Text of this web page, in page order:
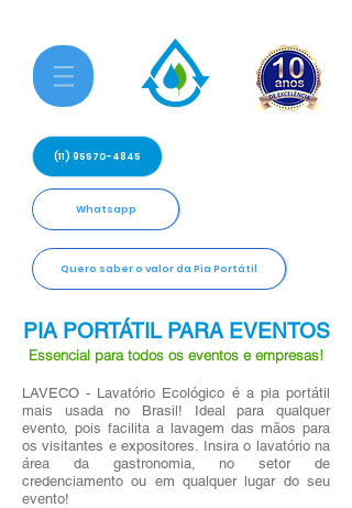
(11) 95570-4845
Whatsapp
Quero saber o valor da Pia Portátil
PIA PORTÁTIL PARA EVENTOS
Essencial para todos os eventos e empresas!
LAVECO - Lavatório Ecológico é a pia portátil
mais usada no Brasil! Ideal para qualquer
evento, pois facilita a lavagem das mãos para
os visitantes e expositores. Insira o lavatório na
área da gastronomia, no setor de
credenciamento ou em qualquer lugar do seu
evento!